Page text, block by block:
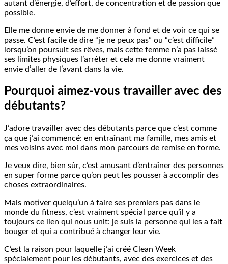
autant d’énergie, d’effort, de concentration et de passion que
possible.
Elle me donne envie de me donner à fond et de voir ce qui se
passe. C’est facile de dire “je ne peux pas” ou “c’est difficile”
lorsqu’on poursuit ses rêves, mais cette femme n’a pas laissé
ses limites physiques l’arrêter et cela me donne vraiment
envie d’aller de l’avant dans la vie.
Pourquoi aimez-vous travailler avec des
débutants?
J’adore travailler avec des débutants parce que c’est comme
ça que j’ai commencé: en entraînant ma famille, mes amis et
mes voisins avec moi dans mon parcours de remise en forme.
Je veux dire, bien sûr, c’est amusant d’entraîner des personnes
en super forme parce qu’on peut les pousser à accomplir des
choses extraordinaires.
Mais motiver quelqu’un à faire ses premiers pas dans le
monde du fitness, c’est vraiment spécial parce qu’il y a
toujours ce lien qui nous unit: je suis la personne qui les a fait
bouger et qui a contribué à changer leur vie.
C’est la raison pour laquelle j’ai créé Clean Week
spécialement pour les débutants, avec des exercices et des